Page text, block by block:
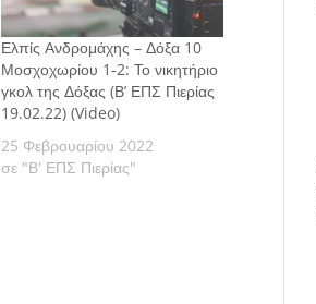
Ελπίς Ανδρομάχης – Δόξα 10
Μοσχοχωρίου 1-2: Το νικητήριο
γκολ της Δόξας (Β’ ΕΠΣ Πιερίας
19.02.22) (Video)
25 Φεβρουαρίου 2022
σε "Β' ΕΠΣ Πιερίας"